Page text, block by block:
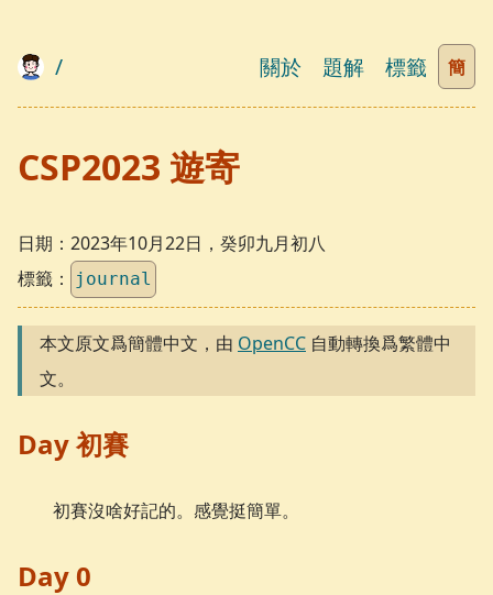
/ 關於 題解 標籤 簡
CSP2023 遊寄
日期： 2023年10月22日，癸卯九月初八
標籤：
journal
本文原文爲簡體中文，由 OpenCC 自動轉換爲繁體中
文。
Day 初賽
初賽沒啥好記的。感覺挺簡單。
Day 0